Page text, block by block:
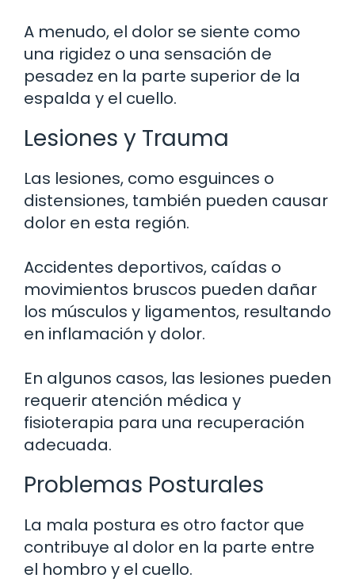
A menudo, el dolor se siente como
una rigidez o una sensación de
pesadez en la parte superior de la
espalda y el cuello.
Lesiones y Trauma
Las lesiones, como esguinces o
distensiones, también pueden causar
dolor en esta región.
Accidentes deportivos, caídas o
movimientos bruscos pueden dañar
los músculos y ligamentos, resultando
en inflamación y dolor.
En algunos casos, las lesiones pueden
requerir atención médica y
fisioterapia para una recuperación
adecuada.
Problemas Posturales
La mala postura es otro factor que
contribuye al dolor en la parte entre
el hombro y el cuello.